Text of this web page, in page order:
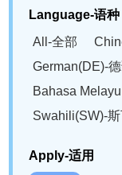
Language-语种
All-全部
German(DE)-
Bahasa
Swahili(SW)-
Apply-适用